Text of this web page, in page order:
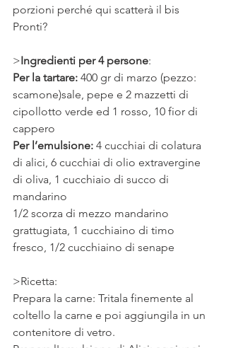
porzioni perché qui scatterà il bis
Pronti?
>Ingredienti per 4 persone:
Per la tartare: 400 gr di marzo (pezzo:
scamone)sale, pepe e 2 mazzetti di
cipollotto verde ed 1 rosso, 10 fior di
cappero
Per l’emulsione: 4 cucchiai di colatura
di alici, 6 cucchiai di olio extravergine
di oliva, 1 cucchiaio di succo di
mandarino
1/2 scorza di mezzo mandarino
grattugiata, 1 cucchiaino di timo
fresco, 1/2 cucchiaino di senape
>Ricetta:
Prepara la carne: Tritala finemente al
coltello la carne e poi aggiungila in un
contenitore di vetro.